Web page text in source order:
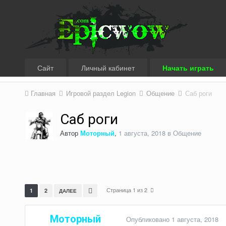
Сайт Личный кабинет Начать играть
Главная Игровой раздел Legion Общение Саб роги
Саб роги
Автор Моторный, 1 августа, 2018в Общение
1 2 ДАЛЕЕ Страница 1 из 2
Моторный Опубликовано 1 августа, 2018